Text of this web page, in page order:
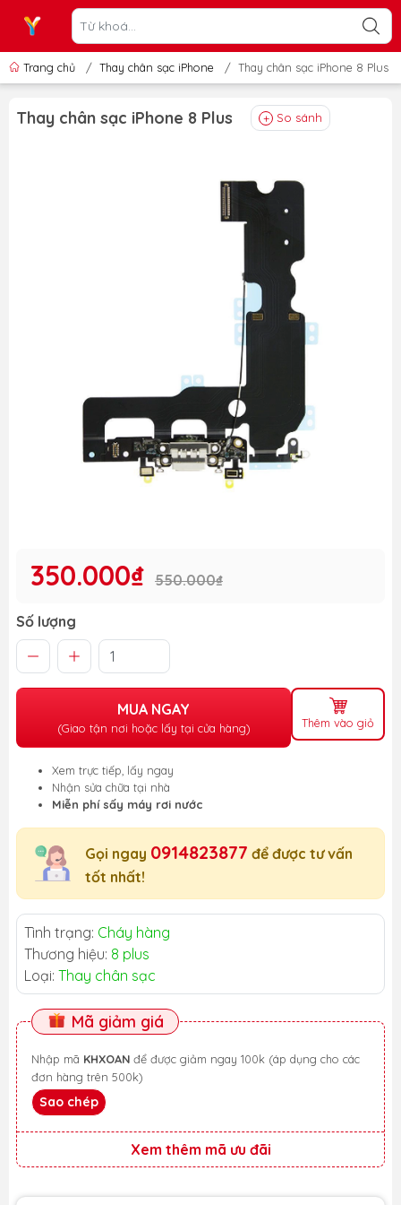
Trang chủ / Thay chân sạc iPhone / Thay chân sạc iPhone 8 Plus
Thay chân sạc iPhone 8 Plus So sánh
350.000₫ 550.000₫
Số lượng
MUA NGAY
(Giao tận nơi hoặc lấy tại cửa hàng) Thêm vào giỏ
Xem trực tiếp, lấy ngay
Nhận sửa chữa tại nhà
Miễn phí sấy máy rơi nước
Gọi ngay 0914823877 để được tư vấn
tốt nhất!
Tình trạng: Cháy hàng
Thương hiệu: 8 plus
Loại: Thay chân sạc
Mã giảm giá
Nhập mã KHXOAN
đơn hàng trên 500k)
Sao chép
Xem thêm mã ưu đãi